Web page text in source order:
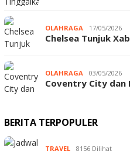
OLAHRAGA 17/05/2026
Chelsea Tunjuk
OLAHRAGA 03/05/2026
Coventry City dan
BERITA TERPOPULER
TRAVEL 8156 Dilihat